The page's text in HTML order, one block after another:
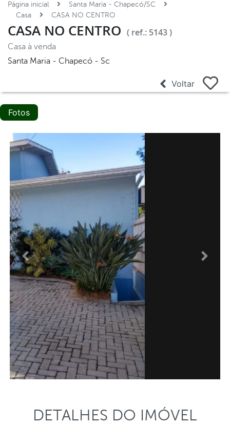
Página inicial
Santa Maria - Chapecó/SC
Casa
CASA NO CENTRO
CASA NO CENTRO ( ref.: 5143 )
Casa à venda
Santa Maria - Chapecó - Sc
Voltar
Fotos
Anterior
DETALHES DO IMÓVEL